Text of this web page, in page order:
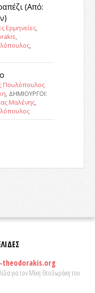
(Από:
Ερμηνείες,
,
,
Πουλόπουλος
, ΔΗΜΙΟΥΡΓΟΙ:
Μαλένης,
για τον Μίκη Θεοδωράκη του